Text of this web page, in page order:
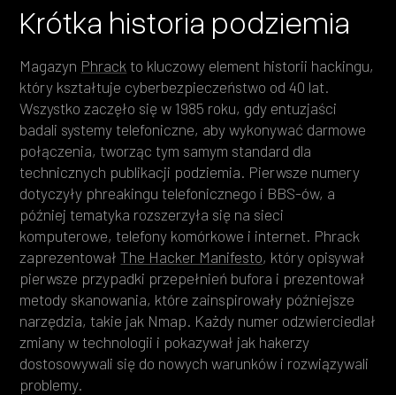
Krótka historia podziemia
Magazyn Phrack to kluczowy element historii hackingu,
który kształtuje cyberbezpieczeństwo od 40 lat.
Wszystko zaczęło się w 1985 roku, gdy entuzjaści
badali systemy telefoniczne, aby wykonywać darmowe
połączenia, tworząc tym samym standard dla
technicznych publikacji podziemia. Pierwsze numery
dotyczyły phreakingu telefonicznego i BBS-ów, a
później tematyka rozszerzyła się na sieci
komputerowe, telefony komórkowe i internet. Phrack
zaprezentowałThe Hacker Manifesto, który opisywał
pierwsze przypadki przepełnień bufora i prezentował
metody skanowania, które zainspirowały późniejsze
narzędzia, takie jak Nmap. Każdy numer odzwierciedlał
zmiany w technologii i pokazywał jak hakerzy
dostosowywali się do nowych warunków i rozwiązywali
problemy.